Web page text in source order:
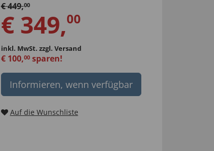
€449,00
€ 349,00
inkl. MwSt. zzgl. Versand
€ 100,00sparen!
Informieren, wenn verfügbar
Auf die Wunschliste